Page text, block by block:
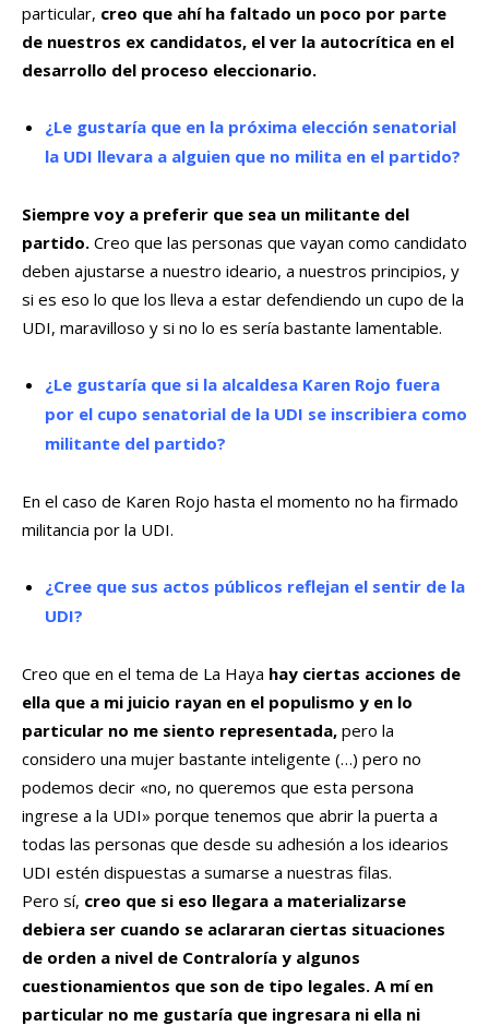
particular, creo que ahí ha faltado un poco por parte
de nuestros ex candidatos, el ver la autocrítica en el
desarrollo del proceso eleccionario.
¿Le gustaría que en la próxima elección senatorial
la UDI llevara a alguien que no milita en el partido?
Siempre voy a preferir que sea un militante del
partido. Creo que las personas que vayan como candidato
deben ajustarse a nuestro ideario, a nuestros principios, y
si es eso lo que los lleva a estar defendiendo un cupo de la
UDI, maravilloso y si no lo es sería bastante lamentable.
¿Le gustaría que si la alcaldesa Karen Rojo fuera
por el cupo senatorial de la UDI se inscribiera como
militante del partido?
En el caso de Karen Rojo hasta el momento no ha firmado
militancia por la UDI.
¿Cree que sus actos públicos reflejan el sentir de la
UDI?
Creo que en el tema de La Haya hay ciertas acciones de
ella que a mi juicio rayan en el populismo y en lo
particular no me siento representada, pero la
considero una mujer bastante inteligente (…) pero no
podemos decir «no, no queremos que esta persona
ingrese a la UDI» porque tenemos que abrir la puerta a
todas las personas que desde su adhesión a los idearios
UDI estén dispuestas a sumarse a nuestras filas.
Pero sí, creo que si eso llegara a materializarse
debiera ser cuando se aclararan ciertas situaciones
de orden a nivel de Contraloría y algunos
cuestionamientos que son de tipo legales. A mí en
particular no me gustaría que ingresara ni ella ni